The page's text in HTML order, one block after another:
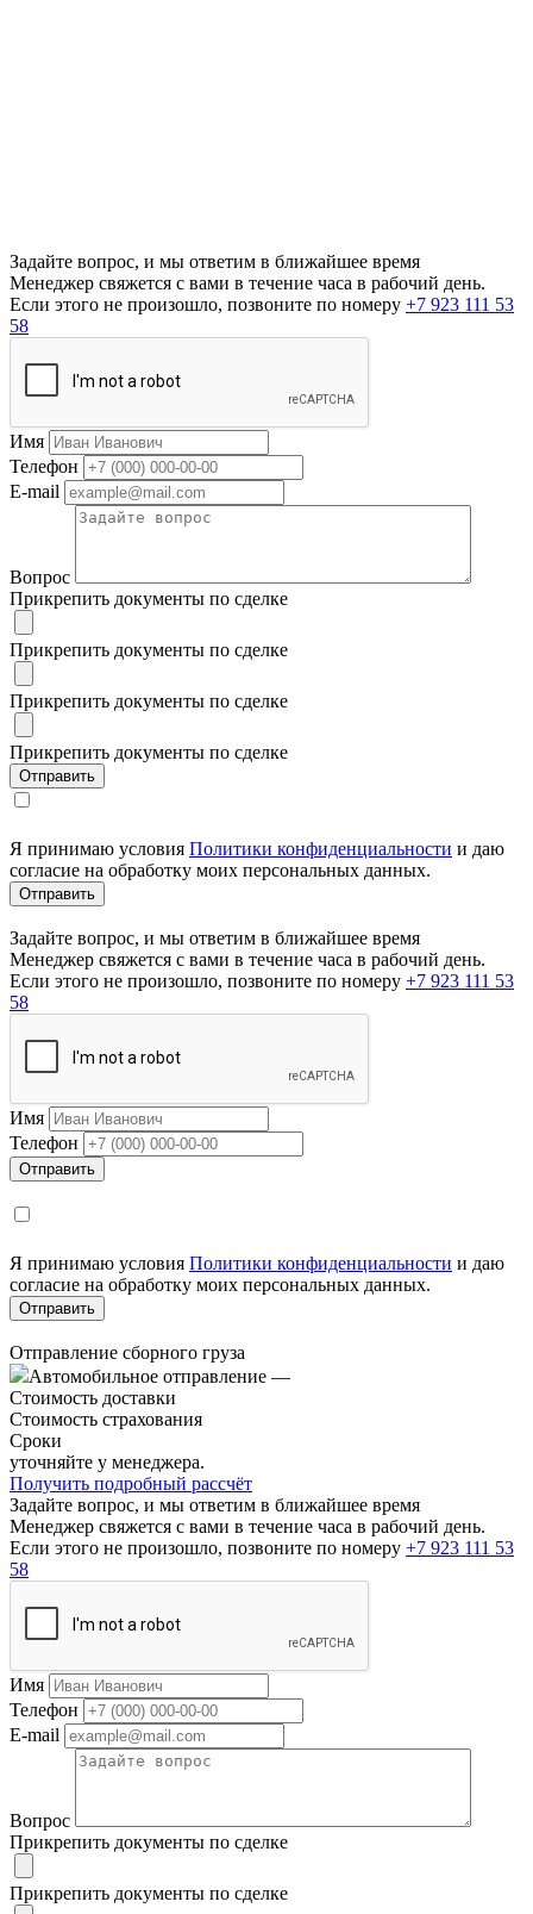
Задайте вопрос, и мы ответим в ближайшее время
Менеджер свяжется с вами в течение часа в рабочий день.
Если этого не произошло, позвоните по номеру +7 923 111 53
58
Имя
Телефон
E-mail
Вопрос
Прикрепить документы по сделке
Прикрепить документы по сделке
Прикрепить документы по сделке
Прикрепить документы по сделке
Я принимаю условия Политики конфиденциальности и даю
согласие на обработку моих персональных данных.
Задайте вопрос, и мы ответим в ближайшее время
Менеджер свяжется с вами в течение часа в рабочий день.
Если этого не произошло, позвоните по номеру +7 923 111 53
58
Имя
Телефон
Я принимаю условия Политики конфиденциальности и даю
согласие на обработку моих персональных данных.
Отправление сборного груза
Автомобильное отправление —
Стоимость доставки
Стоимость страхования
Сроки
уточняйте у менеджера.
Получить подробный рассчёт
Задайте вопрос, и мы ответим в ближайшее время
Менеджер свяжется с вами в течение часа в рабочий день.
Если этого не произошло, позвоните по номеру +7 923 111 53
58
Имя
Телефон
E-mail
Вопрос
Прикрепить документы по сделке
Прикрепить документы по сделке